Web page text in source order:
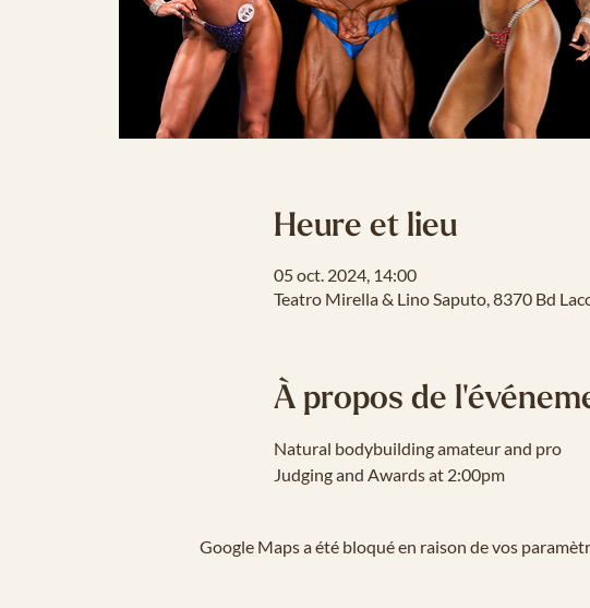
Heure et lieu
05 oct. 2024, 14:00
Teatro Mirella & Lino Saputo, 8370 Bd
À propos de
Natural bodybuilding amateur and pro
Judging and Awards at 2:00pm
Google Maps a été bloqué en raison de vos